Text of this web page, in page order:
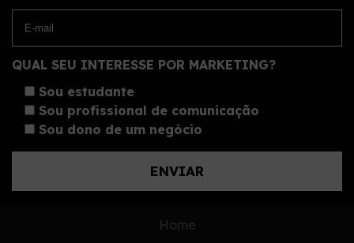
QUAL SEU INTERESSE POR MARKETING?
Sou estudante
Sou profissional de comunicação
Sou dono de um negócio
Home